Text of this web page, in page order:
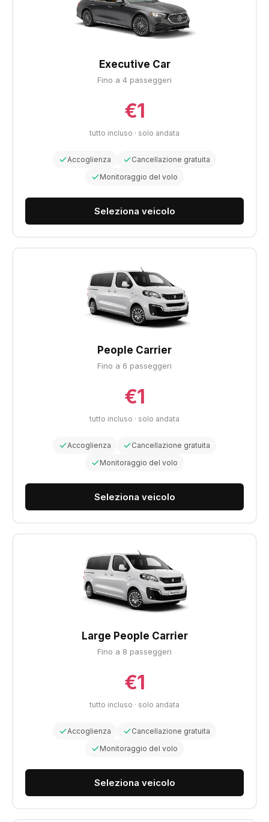
Executive Car
Fino a 4 passeggeri
€1
tutto incluso · solo andata
Accoglienza
Cancellazione gratuita
Monitoraggio del volo
Seleziona veicolo
People Carrier
Fino a 6 passeggeri
€1
tutto incluso · solo andata
Accoglienza
Cancellazione gratuita
Monitoraggio del volo
Seleziona veicolo
Large People Carrier
Fino a 8 passeggeri
€1
tutto incluso · solo andata
Accoglienza
Cancellazione gratuita
Monitoraggio del volo
Seleziona veicolo